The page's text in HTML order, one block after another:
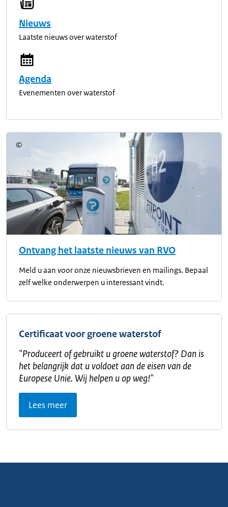
Nieuws
Laatste nieuws over waterstof
Agenda
Evenementen over waterstof
©Copyrightinformatie
Ontvang het laatste nieuws van RVO
Meld u aan voor onze nieuwsbrieven en mailings. Bepaal
zelf welke onderwerpen u interessant vindt.
Certificaat voor groene waterstof
"Produceert of gebruikt u groene waterstof? Dan is
het belangrijk dat u voldoet aan de eisen van de
Europese Unie. Wij helpen u op weg!"
Lees meer